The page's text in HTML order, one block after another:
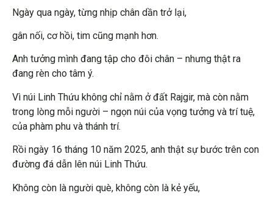
Ngày qua ngày, từng nhịp chân dần trở lại,
gân nối, cơ hồi, tim cũng mạnh hơn.
Anh tưởng mình đang tập cho đôi chân – nhưng thật ra
đang rèn cho tâm ý.
Vì núi Linh Thứu không chỉ nằm ở đất Rajgir, mà còn nằm
trong lòng mỗi người – ngọn núi của vọng tưởng và trí tuệ,
của phàm phu và thánh trí.
Rồi ngày 16 tháng 10 năm 2025, anh thật sự bước trên con
đường đá dẫn lên núi Linh Thứu.
Không còn là người què, không còn là kẻ yếu,